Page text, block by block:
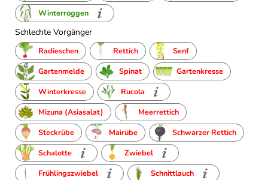
Winterroggen
Schlechte Vorgänger
Radieschen Rettich
Senf
Gartenmelde
Spinat
Gartenkresse
Winterkresse
Rucola
Mizuna (Asiasalat)
Meerrettich
Steckrübe
Mairübe
Schwarzer Rettich
Schalotte
Zwiebel
Frühlingszwiebel
Schnittlauch